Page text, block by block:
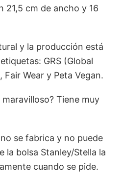
21,5 cm de ancho y 16
y la producción está
GRS (Global
Wear y Peta Vegan.
Tiene muy
se fabrica y no puede
la bolsa Stanley/Stella la
cuando se pide.